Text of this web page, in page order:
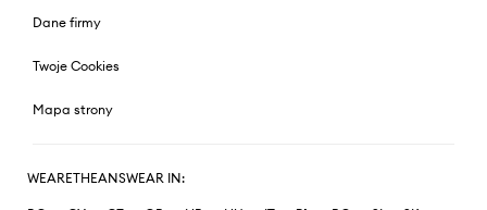
Dane firmy
Twoje Cookies
Mapa strony
WEARETHEANSWEAR IN: